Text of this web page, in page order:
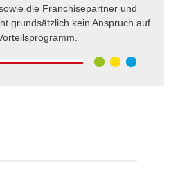
die Franchisepartner und
grundsätzlich kein Anspruch auf